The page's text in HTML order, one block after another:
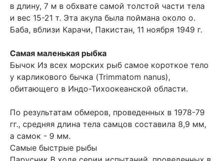
в длину, 7 м в обхвате самой толстой части тела
и вес 15-21 т. Эта акула была поймана около о.
Баба, вблизи Карачи, Пакистан, 11 ноября 1949 г.
Самая маленькая рыбка
Бычок Из всех морских рыб самое короткое тело
у карликового бычка (Trimmatom nanus),
обитающего в Индо-Тихоокеанской области.
По результатам обмеров, проведенных в 1978-79
гг., средняя длина тела самцов составила 8,9 мм,
а самок - 9 мм.
Самые быстрые рыбы